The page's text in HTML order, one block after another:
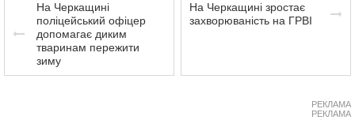
На Черкащині
поліцейський офіцер
допомагає диким
тваринам пережити
зиму
На Черкащині зростає
захворюваність на ГРВІ
РЕКЛАМА
РЕКЛАМА